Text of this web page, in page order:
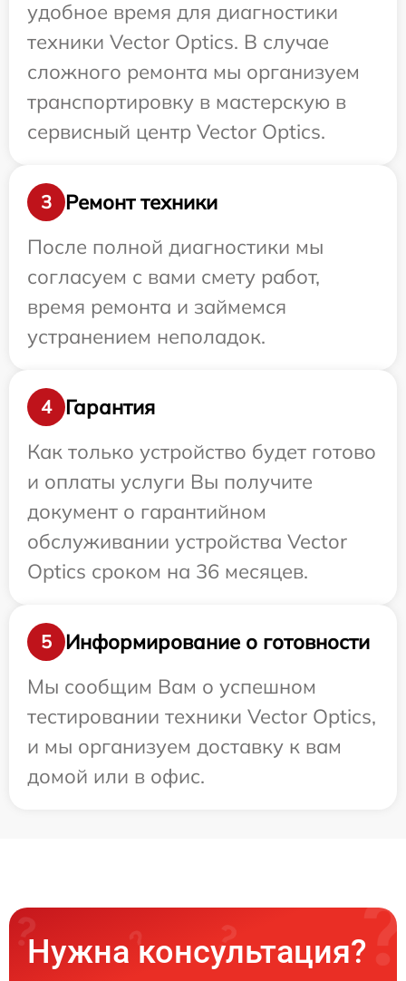
удобное время для диагностики
техники Vector Optics. В случае
сложного ремонта мы организуем
транспортировку в мастерскую в
сервисный центр Vector Optics.
3
Ремонт техники
После полной диагностики мы
согласуем с вами смету работ,
время ремонта и займемся
устранением неполадок.
4
Гарантия
Как только устройство будет готово
и оплаты услуги Вы получите
документ о гарантийном
обслуживании устройства Vector
Optics сроком на 36 месяцев.
5
Информирование о готовности
Мы сообщим Вам о успешном
тестировании техники Vector Optics,
и мы организуем доставку к вам
домой или в офис.
Нужна консультация?